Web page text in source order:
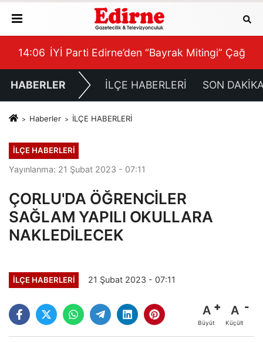
BİLİYORDUNUZ, ADRESİNİ Mİ UNUTTUNUZ?”
14:06 İYİ Parti Edirne’den “Bayrak Mitingi” Çağrısı
HABERLER İLÇE HABERLERİ SON
Haberler İLÇE HABERLERİ
İLÇE HABERLERİ
Yayınlanma: 21 Şubat 2023 - 07:11
ÇORLU'DA ÖĞRENCİLER
SAĞLAM YAPILI OKULLARA
NAKLEDİLECEK
İLÇE HABERLERİ 21 Şubat 2023 - 07:11
A
Büyüt
A
Küçült